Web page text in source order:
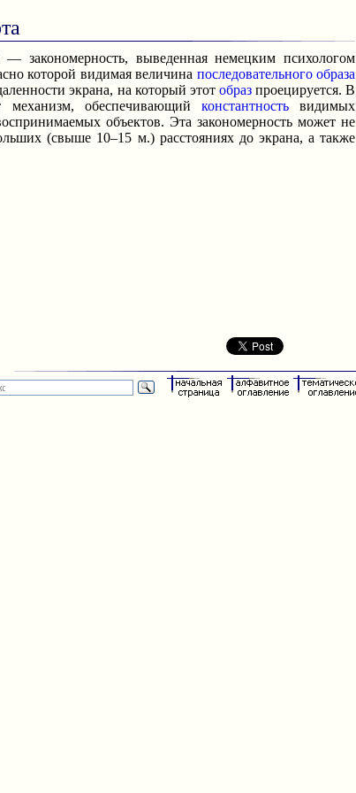
выведенная немецким психологом
которой видимая величина последовательного образа
экрана, на который этот образпроецируется. В
механизм, обеспечивающий константностьвидимых
объектов. Эта закономерность может не
(свыше 10–15 м.) расстояниях до экрана, а также